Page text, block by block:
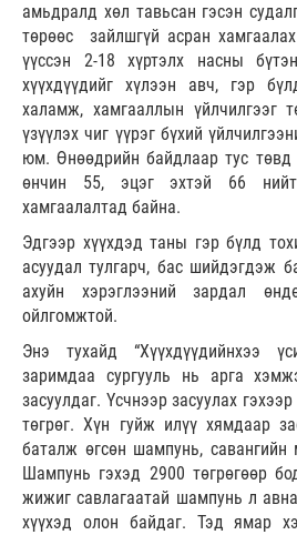
амьдралд хөл тавьсан гэсэн
төрөөс зайлшгүй асран
үүссэн 2-18 хүртэлх насны
хүүхдүүдийг хүлээн авч, гэр
халамж, хамгааллын үйлчилгээг
үзүүлэх чиг үүрэг бүхий
юм. Өнөөдрийн байдлаар тус төвд
өнчин 55, эцэг эхтэй 66
хамгаалалтад байна.
Эдгээр хүүхдэд таны гэр бүлд
асуудал тулгарч, бас шийдэгдэж
ахуйн хэрэглээний зардал
ойлгомжтой.
Энэ тухайд “Хүүхдүүдийнхээ
заримдаа сургууль нь арга
засуулдаг. Үсчнээр засуулах
төгрөг. Хүн гуйж илүү хямдаар
баталж өгсөн шампунь, савангийн
Шампунь гэхэд 2900 төгрөгөөр
жижиг савлагаатай шампунь л
хүүхэд олон байдаг. Тэд ямар